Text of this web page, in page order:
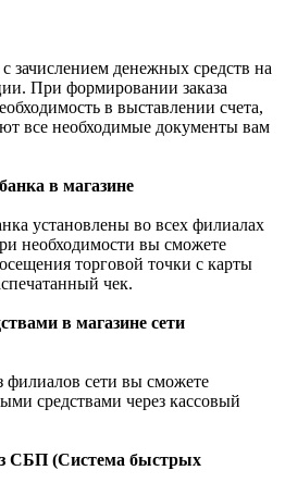
зачислением денежных средств на
При формировании заказа
в выставлении счета,
все необходимые документы вам
в магазине
установлены во всех филиалах
необходимости вы сможете
торговой точки с карты
чек.
в магазине сети
сети вы сможете
средствами через кассовый
СБП (Система быстрых